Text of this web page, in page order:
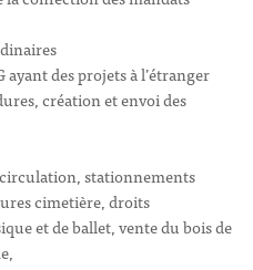
ayant des projets à l’étranger
création et envoi des
stationnements
cimetière, droits
et de ballet, vente du bois de